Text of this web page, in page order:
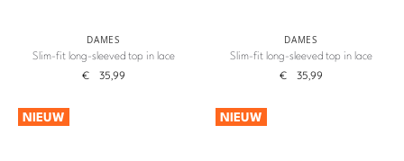
DAMES
Slim-fit long-sleeved top in lace
€ 35,99
DAMES
Slim-fit long-sleeved top in lace
€ 35,99
NIEUW NIEUW